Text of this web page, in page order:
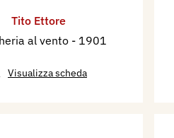
Tito Ettore
al vento - 1901
Visualizza scheda